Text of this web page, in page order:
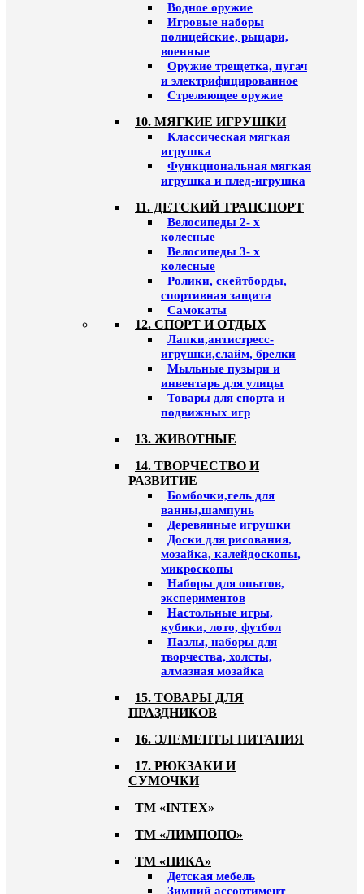
Водное оружие
Игровые наборы
полицейские, рыцари,
военные
Оружие трещетка, пугач
и электрифицированное
Стреляющее оружие
10. МЯГКИЕ ИГРУШКИ
Классическая мягкая
игрушка
Функциональная мягкая
игрушка и плед-игрушка
11. ДЕТСКИЙ ТРАНСПОРТ
Велосипеды 2- х
колесные
Велосипеды 3- х
колесные
Ролики, скейтборды,
спортивная защита
Самокаты
12. СПОРТ И ОТДЫХ
Лапки,антистресс-
игрушки,слайм, брелки
Мыльные пузыри и
инвентарь для улицы
Товары для спорта и
подвижных игр
13. ЖИВОТНЫЕ
14. ТВОРЧЕСТВО И
РАЗВИТИЕ
Бомбочки,гель для
ванны,шампунь
Деревянные игрушки
Доски для рисования,
мозайка, калейдоскопы,
микроскопы
Наборы для опытов,
экспериментов
Настольные игры,
кубики, лото, футбол
Пазлы, наборы для
творчества, холсты,
алмазная мозайка
15. ТОВАРЫ ДЛЯ
ПРАЗДНИКОВ
16. ЭЛЕМЕНТЫ ПИТАНИЯ
17. РЮКЗАКИ И
СУМОЧКИ
ТМ «INTEX»
ТМ «ЛИМПОПО»
ТМ «НИКА»
Детская мебель
Зимний ассортимент